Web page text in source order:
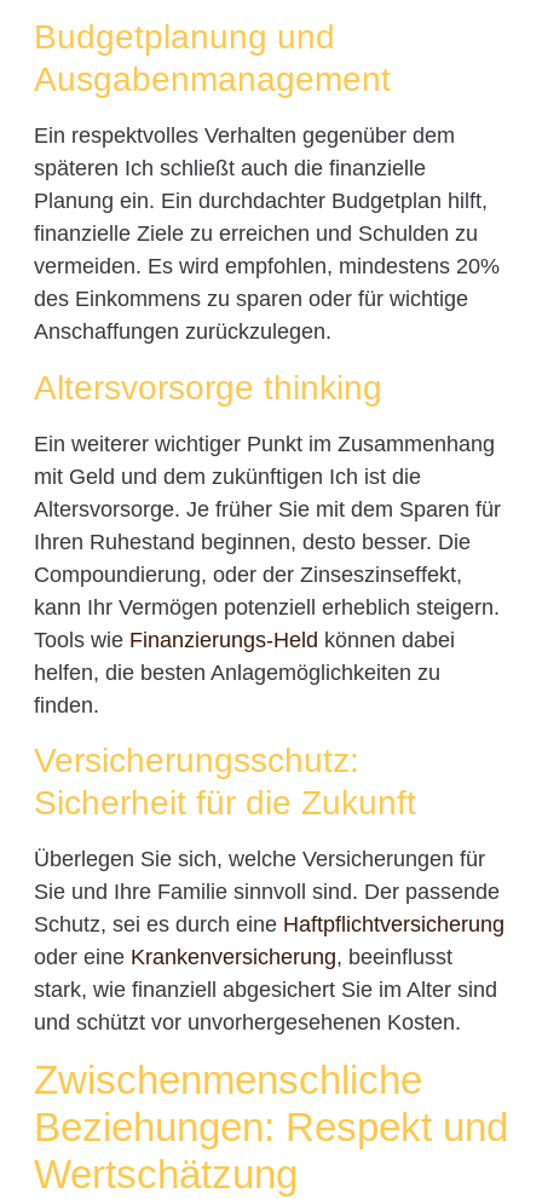
Budgetplanung und
Ausgabenmanagement
Ein respektvolles Verhalten gegenüber dem
späteren Ich schließt auch die finanzielle
Planung ein. Ein durchdachter Budgetplan hilft,
finanzielle Ziele zu erreichen und Schulden zu
vermeiden. Es wird empfohlen, mindestens 20%
des Einkommens zu sparen oder für wichtige
Anschaffungen zurückzulegen.
Altersvorsorge thinking
Ein weiterer wichtiger Punkt im Zusammenhang
mit Geld und dem zukünftigen Ich ist die
Altersvorsorge. Je früher Sie mit dem Sparen für
Ihren Ruhestand beginnen, desto besser. Die
Compoundierung, oder der Zinseszinseffekt,
kann Ihr Vermögen potenziell erheblich steigern.
Tools wie Finanzierungs-Held können dabei
helfen, die besten Anlagemöglichkeiten zu
finden.
Versicherungsschutz:
Sicherheit für die Zukunft
Überlegen Sie sich, welche Versicherungen für
Sie und Ihre Familie sinnvoll sind. Der passende
Schutz, sei es durch eine Haftpflichtversicherung
oder eine Krankenversicherung, beeinflusst
stark, wie finanziell abgesichert Sie im Alter sind
und schützt vor unvorhergesehenen Kosten.
Zwischenmenschliche
Beziehungen: Respekt und
Wertschätzung